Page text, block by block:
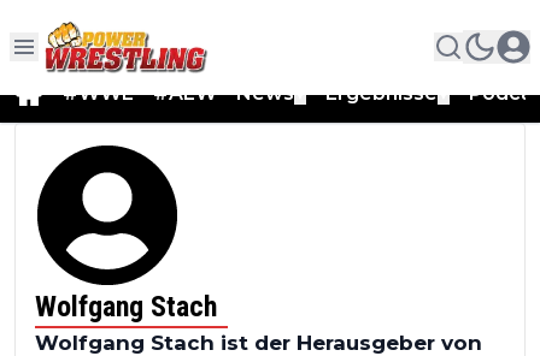
#WWE #AEW News Ergebnisse
Wolfgang Stach
Wolfgang Stach ist der Herausgeber von